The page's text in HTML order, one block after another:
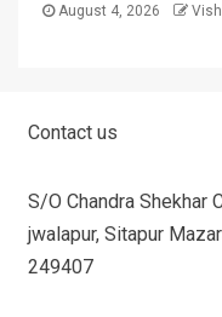
August 4, 2026
Contact us
S/O Chandra Shekhar
jwalapur, Sitapur
249407